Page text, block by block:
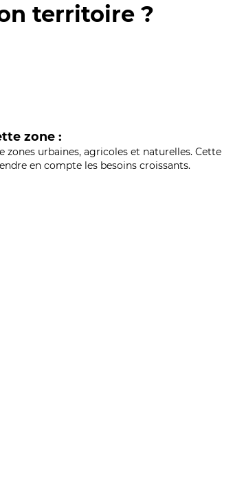
territoire ?
zone :
urbaines, agricoles et naturelles. Cette
en compte les besoins croissants.